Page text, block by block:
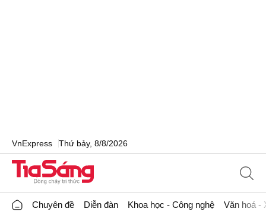
VnExpress Thứ bảy, 8/8/2026
Chuyên đề Diễn đàn Khoa học - Công nghệ Văn hoá -